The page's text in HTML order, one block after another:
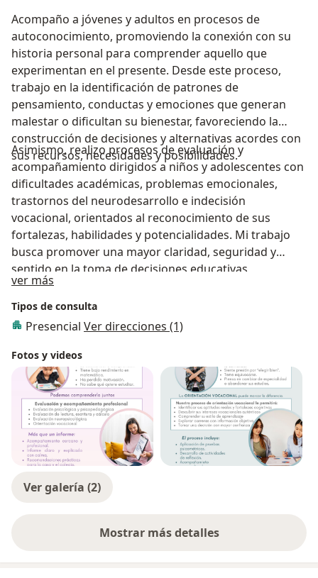
Acompaño a jóvenes y adultos en procesos de
autoconocimiento, promoviendo la conexión con su
historia personal para comprender aquello que
experimentan en el presente. Desde este proceso,
trabajo en la identificación de patrones de
pensamiento, conductas y emociones que generan
malestar o dificultan su bienestar, favoreciendo la
construcción de decisiones y alternativas acordes con
sus recursos, necesidades y posibilidades.
Asimismo, realizo procesos de evaluación y
acompañamiento dirigidos a niños y adolescentes con
dificultades académicas, problemas emocionales,
trastornos del neurodesarrollo e indecisión
vocacional, orientados al reconocimiento de sus
fortalezas, habilidades y potencialidades. Mi trabajo
busca promover una mayor claridad, seguridad y
sentido en la toma de decisiones educativas,
académicas y vocacionales, así como fortalecer
aquellas habilidades que requieren mayor desarrollo
para favorecer un desempeño integral, acorde a sus
necesidades y contexto.
ver más
Tipos de consulta
Presencial Ver direcciones (1)
Fotos y videos
Ver galería (2)
Mostrar más detalles
sobre la experiencia